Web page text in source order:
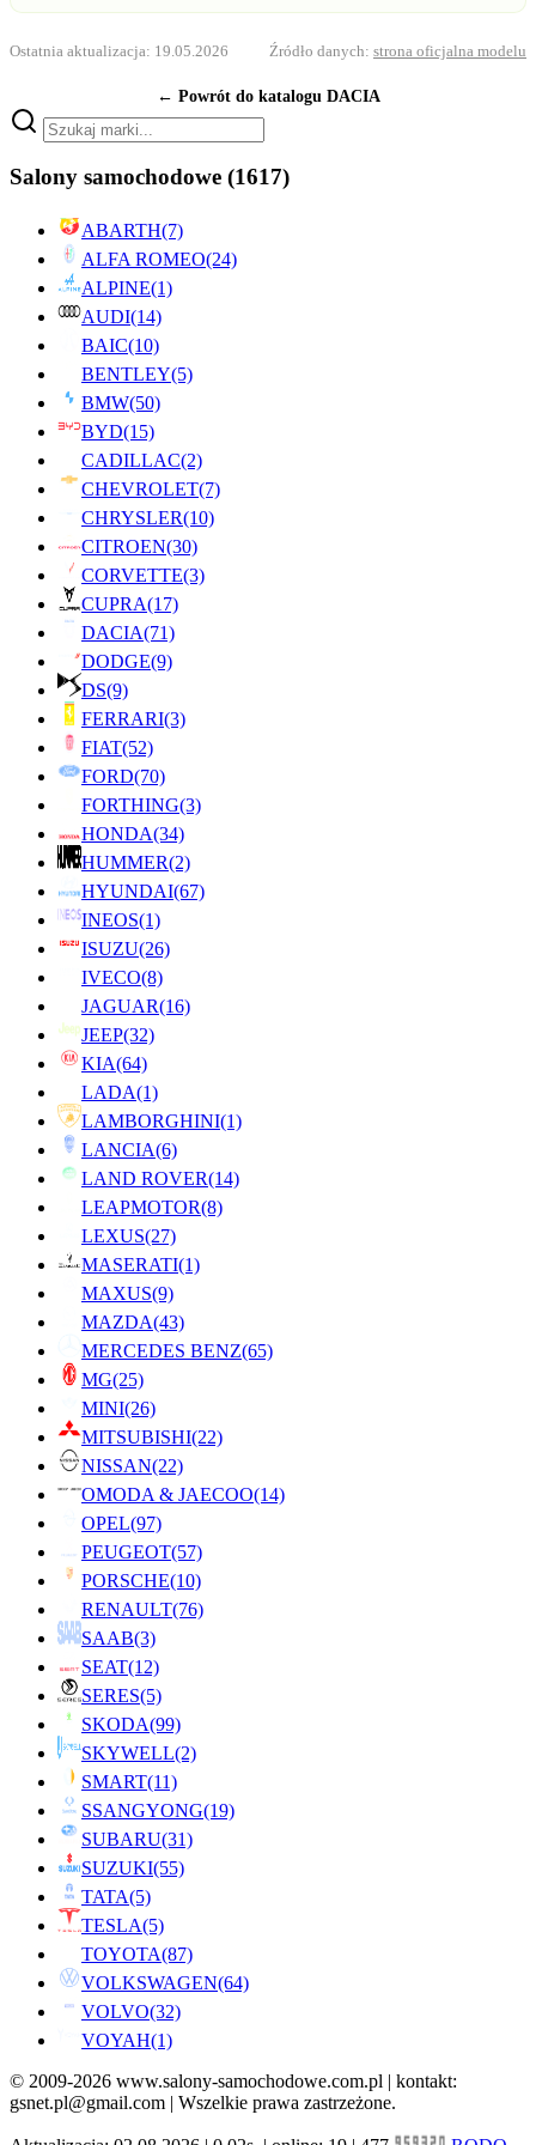
Ostatnia aktualizacja: 19.05.2026 Źródło danych: strona oficjalna modelu
← Powrót do katalogu DACIA
Salony samochodowe (1617)
ABARTH(7)
ALFA ROMEO(24)
ALPINE(1)
AUDI(14)
BAIC(10)
BENTLEY(5)
BMW(50)
BYD(15)
CADILLAC(2)
CHEVROLET(7)
CHRYSLER(10)
CITROEN(30)
CORVETTE(3)
CUPRA(17)
DACIA(71)
DODGE(9)
DS(9)
FERRARI(3)
FIAT(52)
FORD(70)
FORTHING(3)
HONDA(34)
HUMMER(2)
HYUNDAI(67)
INEOS(1)
ISUZU(26)
IVECO(8)
JAGUAR(16)
JEEP(32)
KIA(64)
LADA(1)
LAMBORGHINI(1)
LANCIA(6)
LAND ROVER(14)
LEAPMOTOR(8)
LEXUS(27)
MASERATI(1)
MAXUS(9)
MAZDA(43)
MERCEDES BENZ(65)
MG(25)
MINI(26)
MITSUBISHI(22)
NISSAN(22)
OMODA & JAECOO(14)
OPEL(97)
PEUGEOT(57)
PORSCHE(10)
RENAULT(76)
SAAB(3)
SEAT(12)
SERES(5)
SKODA(99)
SKYWELL(2)
SMART(11)
SSANGYONG(19)
SUBARU(31)
SUZUKI(55)
TATA(5)
TESLA(5)
TOYOTA(87)
VOLKSWAGEN(64)
VOLVO(32)
VOYAH(1)
© 2009-2026 www.salony-samochodowe.com.pl | kontakt:
gsnet.pl@gmail.com | Wszelkie prawa zastrzeżone.